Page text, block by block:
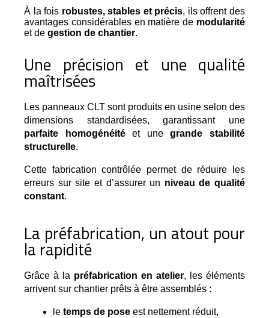
À la fois robustes, stables et précis, ils offrent des
avantages considérables en matière de modularité
et de gestion de chantier.
Une précision et une qualité
maîtrisées
Les panneaux CLT sont produits en usine selon des
parfaite homogénéité et une grande stabilité
structurelle.
Cette fabrication contrôlée permet de réduire les
erreurs sur site et d’assurer un niveau de qualité
constant.
La préfabrication, un atout pour
la rapidité
Grâce à la préfabrication en atelier, les éléments
arrivent sur chantier prêts à être assemblés :
le temps de pose est nettement réduit,